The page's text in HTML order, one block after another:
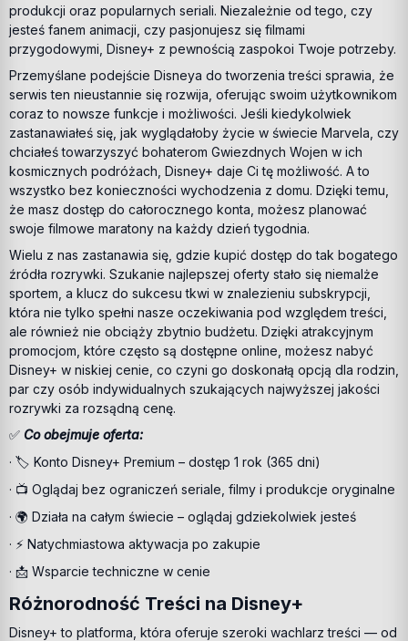
produkcji oraz popularnych seriali. Niezależnie od tego, czy
jesteś fanem animacji, czy pasjonujesz się filmami
przygodowymi, Disney+ z pewnością zaspokoi Twoje potrzeby.
Przemyślane podejście Disneya do tworzenia treści sprawia, że
serwis ten nieustannie się rozwija, oferując swoim użytkownikom
coraz to nowsze funkcje i możliwości. Jeśli kiedykolwiek
zastanawiałeś się, jak wyglądałoby życie w świecie Marvela, czy
chciałeś towarzyszyć bohaterom Gwiezdnych Wojen w ich
kosmicznych podróżach, Disney+ daje Ci tę możliwość. A to
wszystko bez konieczności wychodzenia z domu. Dzięki temu,
że masz dostęp do całorocznego konta, możesz planować
swoje filmowe maratony na każdy dzień tygodnia.
Wielu z nas zastanawia się, gdzie kupić dostęp do tak bogatego
źródła rozrywki. Szukanie najlepszej oferty stało się niemalże
sportem, a klucz do sukcesu tkwi w znalezieniu subskrypcji,
która nie tylko spełni nasze oczekiwania pod względem treści,
ale również nie obciąży zbytnio budżetu. Dzięki atrakcyjnym
promocjom, które często są dostępne online, możesz nabyć
Disney+ w niskiej cenie, co czyni go doskonałą opcją dla rodzin,
par czy osób indywidualnych szukających najwyższej jakości
rozrywki za rozsądną cenę.
✅ Co obejmuje oferta:
· 🏷️ Konto Disney+ Premium – dostęp 1 rok (365 dni)
· 📺 Oglądaj bez ograniczeń seriale, filmy i produkcje oryginalne
· 🌍 Działa na całym świecie – oglądaj gdziekolwiek jesteś
· ⚡ Natychmiastowa aktywacja po zakupie
· 📩 Wsparcie techniczne w cenie
Różnorodność Treści na Disney+
Disney+ to platforma, która oferuje szeroki wachlarz treści — od